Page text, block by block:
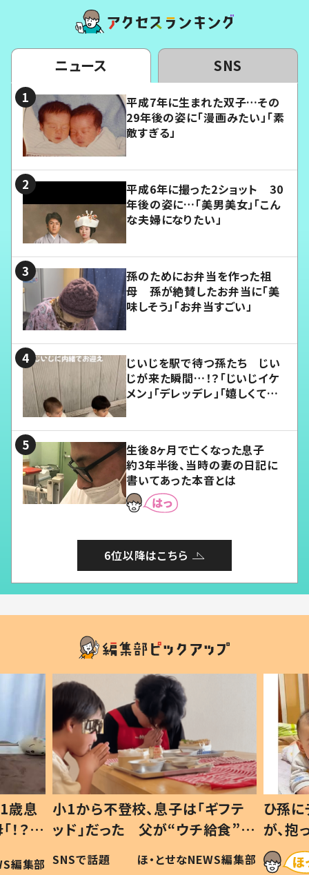
ニュース SNS
平成7年に生まれた双子…その
29年後の姿に「漫画みたい」「素
敵すぎる」
平成6年に撮った2ショット 30
年後の姿に…「美男美女」「こん
な夫婦になりたい」
孫のためにお弁当を作った祖
母 孫が絶賛したお弁当に「美
味しそう」「お弁当すごい」
じいじを駅で待つ孫たち じい
じが来た瞬間…！？「じいじイケ
メン」「デレッデレ」「嬉しくて可
生後8ヶ月で亡くなった息子
約3年半後、当時の妻の日記に
書いてあった本音とは
6位以降はこちら
歳息
？」
編集部
小1から不登校、息子は「ギフテ
ッド」だった 父が“ウチ給食”を
作り続ける理由とは #令和の親
#令和の子
SNSで話題 ほ・とせなNEWS編集部
ひ孫
が、
「涙が
い」